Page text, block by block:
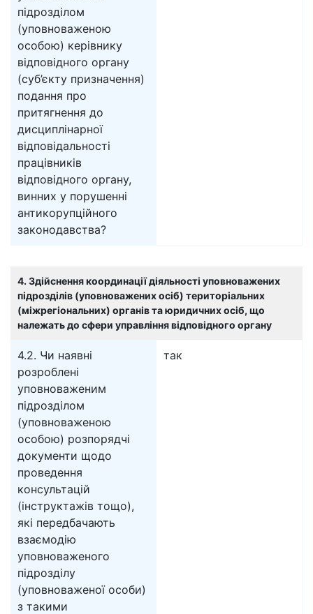
підрозділом
(уповноваженою
особою) керівнику
відповідного органу
(суб’єкту призначення)
подання про
притягнення до
дисциплінарної
відповідальності
працівників
відповідного органу,
винних у порушенні
антикорупційного
законодавства?
4. Здійснення координації діяльності уповноважених
підрозділів (уповноважених осіб) територіальних
(міжрегіональних) органів та юридичних осіб, що
належать до сфери управління відповідного органу
4.2. Чи наявні
розроблені
уповноваженим
підрозділом
(уповноваженою
особою) розпорядчі
документи щодо
проведення
консультацій
(інструктажів тощо),
які передбачають
взаємодію
уповноваженого
підрозділу
(уповноваженої особи)
з такими
так